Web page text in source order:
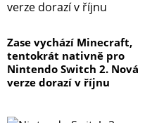
Zase vychází Minecraft,
tentokrát nativně pro
Nintendo Switch 2. Nová
verze dorazí v říjnu